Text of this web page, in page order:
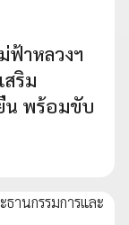
ฟ้าหลวงฯ
ริม
น พร้อมขับ